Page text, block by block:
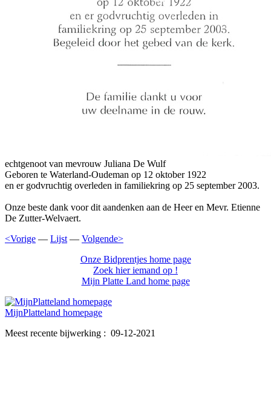
echtgenoot van mevrouw Juliana De Wulf
Geboren te Waterland-Oudeman op 12 oktober 1922
en er godvruchtig overleden in familiekring op 25 september 2003.
Onze beste dank voor dit aandenken aan de Heer en Mevr. Etienne
De Zutter-Welvaert.
<Vorige — Lijst — Volgende>
Onze Bidprentjes home page
Zoek hier iemand op !
Mijn Platte Land home page
MijnPlatteland homepage
Meest recente bijwerking : 09-12-2021